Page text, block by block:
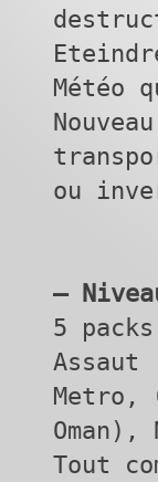
Météo
ou
–
5
Assaut
Metro,
Tout